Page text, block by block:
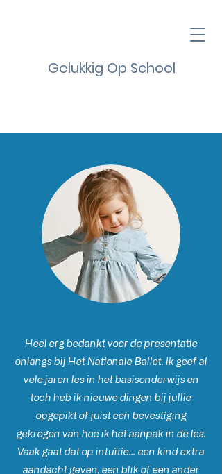
Gelukkig Op School
Heel erg bedankt voor de presentatie
onlangs bij Het Nationale Ballet. Ik geef al
vele jaren les in het basisonderwijs en
toch heb ik nieuwe dingen bij jullie
opgepikt of juist een bevestiging
gekregen van hoe ik het aanpak in de les.
Vaak gaat dat op intuïtie… een kind extra
aandacht geven, een blik of een ander